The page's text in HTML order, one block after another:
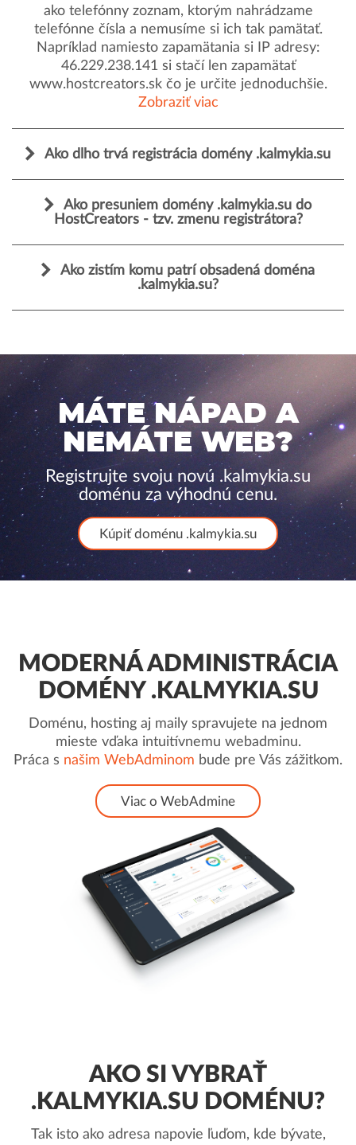
ako telefónny zoznam, ktorým nahrádzame
telefónne čísla a nemusíme si ich tak pamätať.
Napríklad namiesto zapamätania si IP adresy:
46.229.238.141 si stačí len zapamätať
www.hostcreators.sk čo je určite jednoduchšie.
Zobraziť viac
Ako dlho trvá registrácia domény .kalmykia.su
Ako presuniem domény .kalmykia.su do
HostCreators - tzv. zmenu registrátora?
Ako zistím komu patrí obsadená doména
.kalmykia.su?
MÁTE NÁPAD A
NEMÁTE WEB?
Registrujte svoju novú .kalmykia.su
doménu za výhodnú cenu.
Kúpiť doménu .kalmykia.su
MODERNÁ ADMINISTRÁCIA
DOMÉNY .KALMYKIA.SU
Doménu, hosting aj maily spravujete na jednom
mieste vďaka intuitívnemu webadminu.
Práca s našim WebAdminom bude pre Vás zážitkom.
Viac o WebAdmine
AKO SI VYBRAŤ
.KALMYKIA.SU DOMÉNU?
Tak isto ako adresa napovie ľuďom, kde bývate,